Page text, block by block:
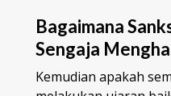
Bagaimana
Sengaja
Kemudian apakah